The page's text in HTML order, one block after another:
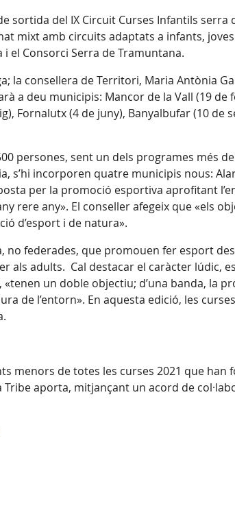
sortida del IX Circuit Curses Infantils
mixt amb circuits adaptats a infants,
el Consorci Serra de Tramuntana.
la consellera de Territori, Maria Antònia
a deu municipis: Mancor de la Vall (19 de
Fornalutx (4 de juny), Banyalbufar (10
persones, sent un dels programes més
s’hi incorporen quatre municipis nous:
per la promoció esportiva aprofitant
rere any». El conseller afegeix que «els
d’esport i de natura».
no federades, que promouen fer esport
als adults. Cal destacar el caràcter lúdic,
un doble objectiu; d’una banda, la
de l’entorn». En aquesta edició, les
menors de totes les curses 2021 que
aporta, mitjançant un acord de